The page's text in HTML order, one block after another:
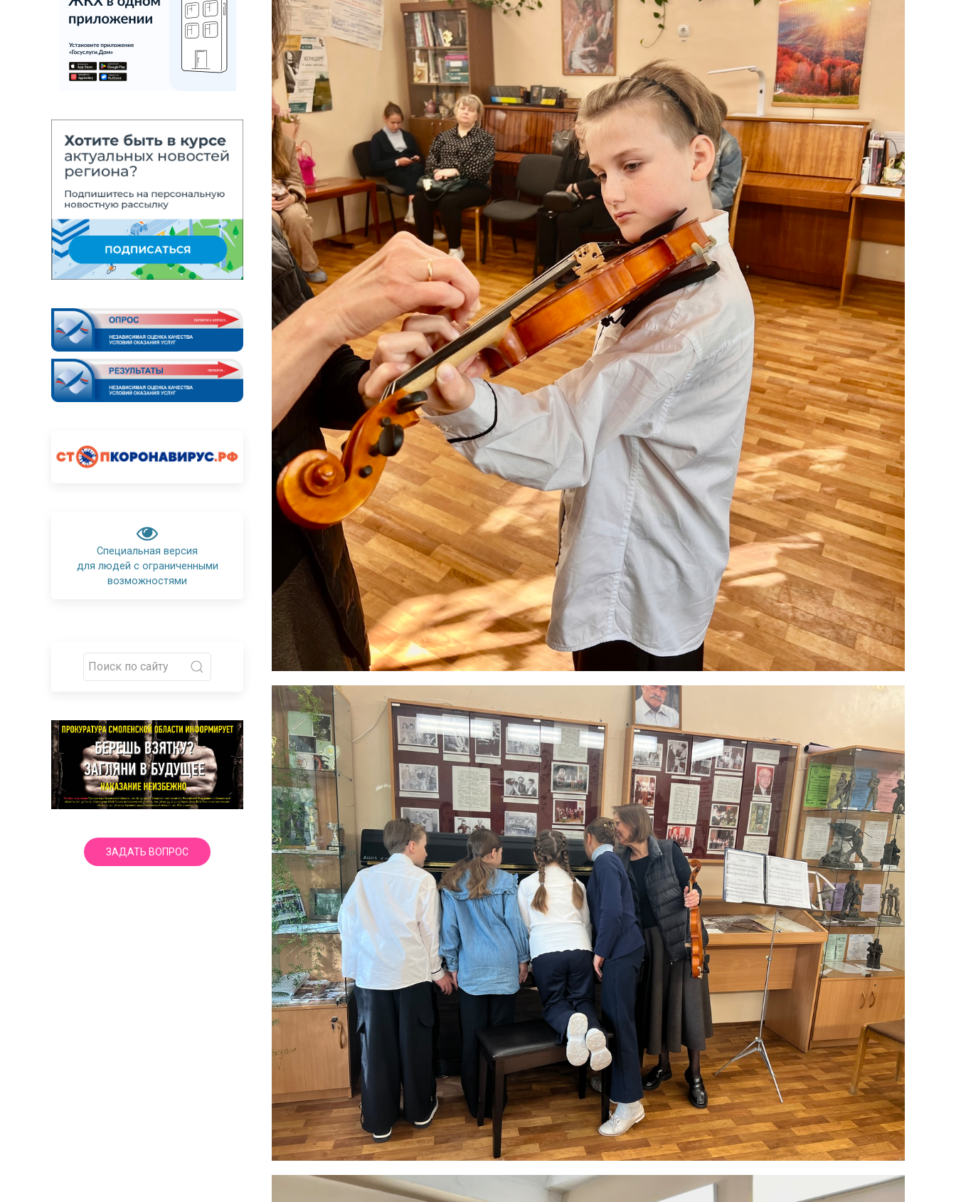
Специальная версия
для людей с ограниченными
возможностями
ЗАДАТЬ ВОПРОС